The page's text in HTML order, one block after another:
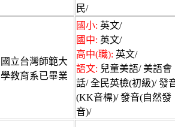
民/
國立台灣師範大
學教育系已畢業
國小: 英文/
國中: 英文/
高中(職): 英文/
語文: 兒童美語/ 美語會
話/ 全民英檢(初級)/ 發
(KK音標)/ 發音(自然發
音)/